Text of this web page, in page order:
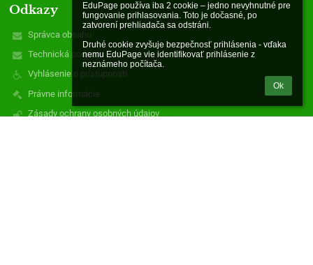
EduPage používa iba 2 cookie – jedno nevyhnutné pre
fungovanie prihlasovania. Toto je dočasné, po
zatvorení prehliadača sa odstráni.
Druhé cookie zvyšuje bezpečnosť prihlásenia - vďaka
nemu EduPage vie identifikovať prihlásenie z
neznámeho počítača.
Ok
Odkazy
Správca obsahu
Technická podpora
Vyhlásenie o prístupnosti
Právne informácie
Zásady ochrany osobných údajov